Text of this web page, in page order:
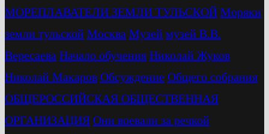
МОРЕПЛАВАТЕЛИ ЗЕМЛИ ТУЛЬСКОЙ Моряки
земли тульской Москва Музей музей В.В.
Вересаева Начало обучения Николай Жуков
Николай Макаров Обсуждение Общего собрания
ОБЩЕРОССИЙСКАЯ ОБЩЕСТВЕННАЯ
ОРГАНИЗАЦИЯ Они воевали за речкой